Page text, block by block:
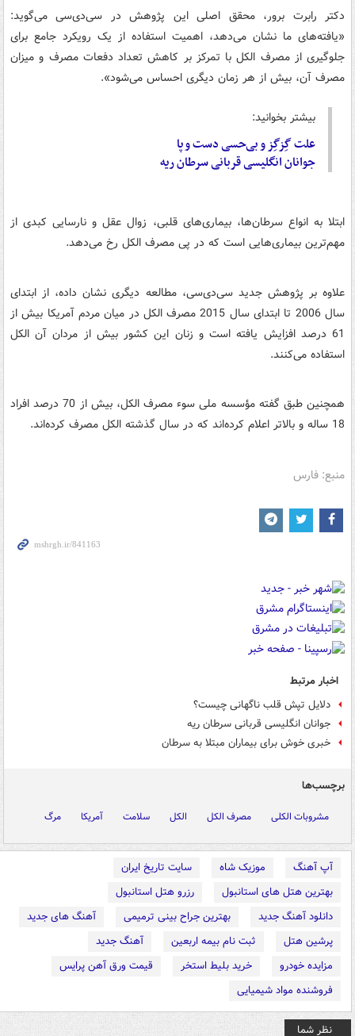
دکتر رابرت برور، محقق اصلی این پژوهش در سی‌دی‌سی می‌گوید:‌
«یافته‌های ما نشان می‌دهد، اهمیت استفاده از یک رویکرد جامع برای
جلوگیری از مصرف الکل با تمرکز بر کاهش تعداد دفعات مصرف و میزان
مصرف آن، بیش از هر زمان دیگری احساس می‌شود».
بیشتر بخوانید:
علت گِزگِز و بی‌حسی دست و پا
جوانان انگلیسی قربانی سرطان ریه
ابتلا به انواع سرطان‌ها، بیماری‌های قلبی، زوال عقل و نارسایی کبدی از
مهم‌ترین بیماری‌هایی است که در پی مصرف الکل رخ می‌دهد.
علاوه بر پژوهش جدید سی‌دی‌سی، مطالعه دیگری نشان داده، از ابتدای
سال 2006 تا ابتدای سال 2015 مصرف الکل در میان مردم آمریکا بیش از
61 درصد افزایش یافته است و زنان این کشور بیش از مردان آن الکل
استفاده می‌کنند.
همچنین طبق گفته مؤسسه ملی سوء مصرف الکل، بیش از 70 درصد افراد
18 ساله و بالاتر اعلام کرده‌اند که در سال گذشته الکل مصرف کرده‌اند.
منبع: فارس
اخبار مرتبط
دلایل تپش قلب ناگهانی چیست؟
جوانان انگلیسی قربانی سرطان ریه
خبری خوش برای بیماران مبتلا به سرطان
برچسب‌ها
مشروبات الکلی مصرف الکل الکل سلامت آمریکا مرگ
آپ آهنگ موزیک شاه
سایت تاریخ ایران
بهترین هتل های استانبول
رزرو هتل استانبول
دانلود آهنگ جدید
بهترین جراح بینی ترمیمی
آهنگ های جدید
پرشین هتل
ثبت نام بیمه اربعین
آهنگ جدید
مزایده خودرو
خرید بلیط استخر
قیمت ورق آهن پرایس
فروشنده مواد شیمیایی
نظر شما